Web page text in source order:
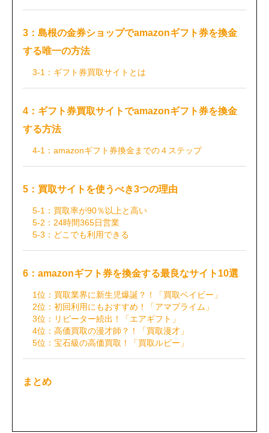
3：島根の金券ショップでamazonギフト券を換金
する唯一の方法
3-1：ギフト券買取サイトとは
4：ギフト券買取サイトでamazonギフト券を換金
する方法
4-1：amazonギフト券換金までの４ステップ
5：買取サイトを使うべき3つの理由
5-1：買取率が90％以上と高い
5-2：24時間365日営業
5-3：どこでも利用できる
6：amazonギフト券を換金する最良なサイト10選
1位：買取業界に新生児爆誕？！「買取ベイビー」
2位：初回利用にもおすすめ！「アマプライム」
3位：リピーター続出！「エアギフト」
4位：高価買取の漫才師？！「買取漫才」
5位：宝石級の高価買取！「買取ルビー」
まとめ